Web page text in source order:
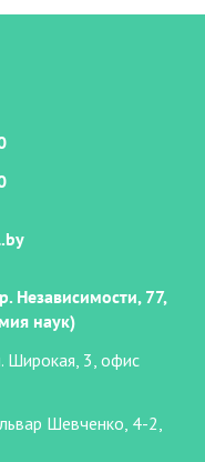
Независимости, 77,
наук)
Широкая, 3, офис
Шевченко, 4-2,